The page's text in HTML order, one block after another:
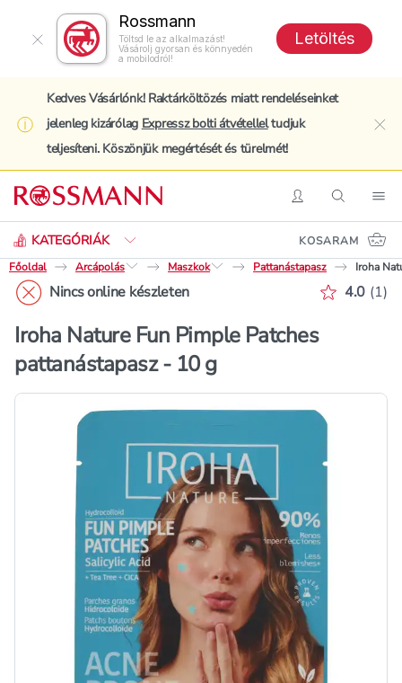
Rossmann
Töltsd le az alkalmazást!
Vásárolj gyorsan és könnyedén
a mobilodról!
Letöltés
Kedves Vásárlónk! Raktárköltözés miatt rendeléseinket
jelenleg kizárólag Expressz bolti átvételleltudjuk
teljesíteni. Köszönjük megértését és türelmét!
BelépésKeresés
KATEGÓRIÁK
Keresés
KOSARAM
Főoldal
Arcápolás Maszkok Pattanástapasz Iroha
Nincs online készleten 4.0 (1)
Iroha Nature Fun Pimple Patches
pattanástapasz - 10 g